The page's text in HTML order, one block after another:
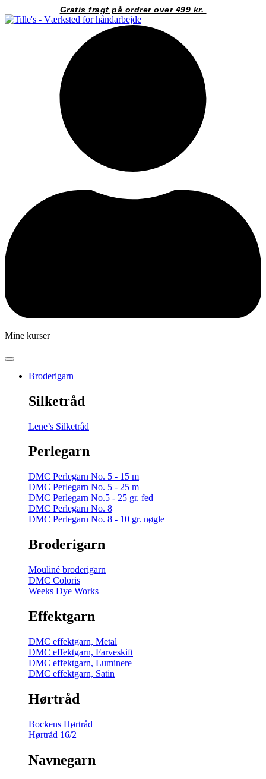
til
Gratis fragt på ordrer over 499 kr.
Mine kurser
Broderigarn
Silketråd
Lene’s Silketråd
Perlegarn
DMC Perlegarn No. 5 - 15 m
DMC Perlegarn No. 5 - 25 m
DMC Perlegarn No.5 - 25 gr. fed
DMC Perlegarn No. 8
DMC Perlegarn No. 8 - 10 gr. nøgle
Broderigarn
Mouliné broderigarn
DMC Coloris
Weeks Dye Works
Effektgarn
DMC effektgarn, Metal
DMC effektgarn, Farveskift
DMC effektgarn, Luminere
DMC effektgarn, Satin
Hørtråd
Bockens Hørtråd
Hørtråd 16/2
Navnegarn